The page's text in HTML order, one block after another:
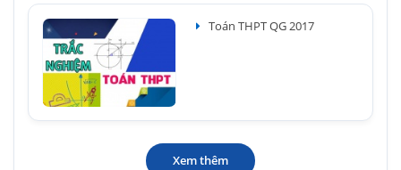
Toán THPT QG 2017
Xem thêm